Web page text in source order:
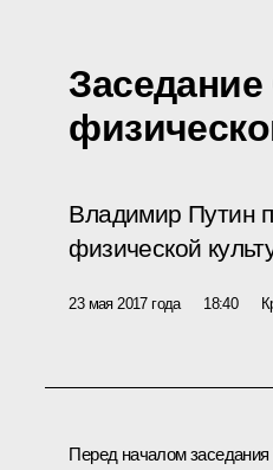
Владимир Путин
физической
23 мая 2017 года 18:40
Перед началом